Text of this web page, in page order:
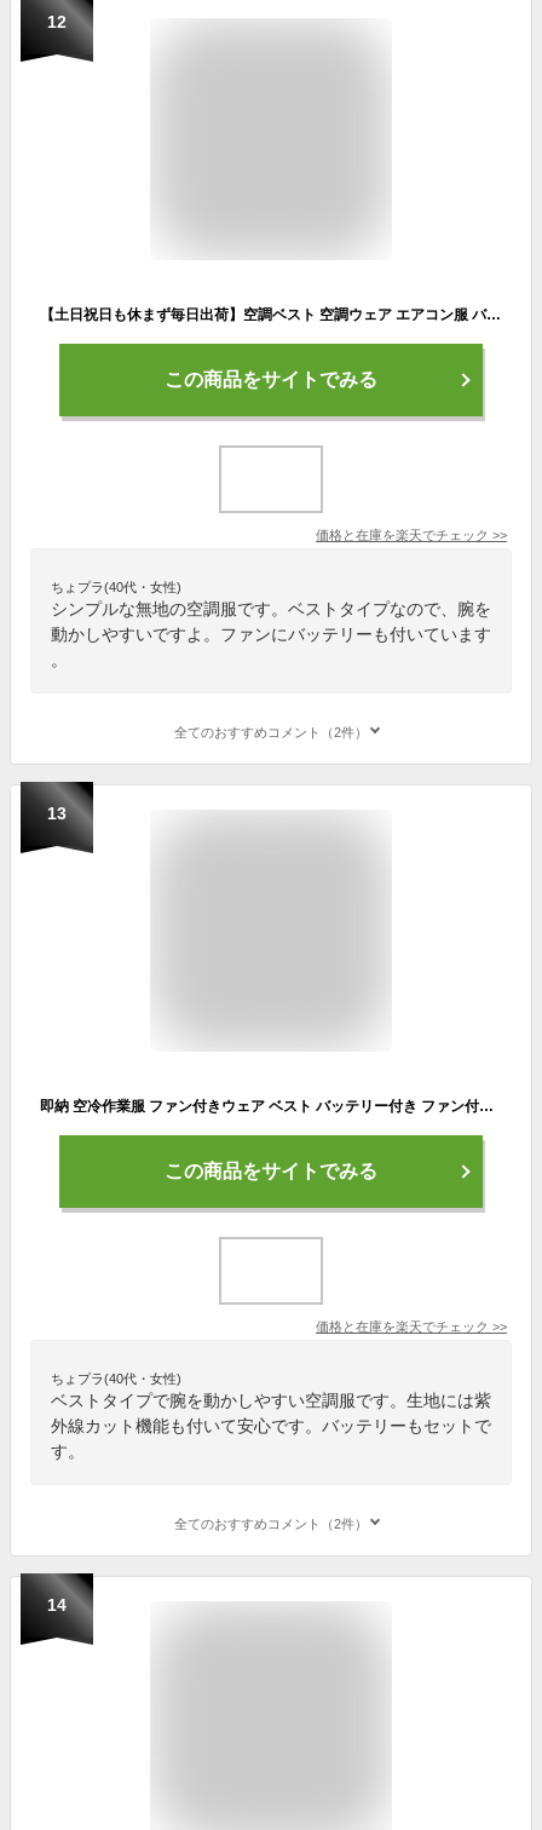
12
【土日祝日も休まず毎日出荷】空調ベスト 空調ウェア エアコン服 バッテリー付き ファン付き 春夏秋 ポリエステル 全3色 S-4XLサイズ 熱中症対策 スポーツ アウトドア 胸スイッチ式 冷却服 ゴルフ 釣り 空調ウエア 大風量 薄型 夏 UVカット 冷却ベストPSE認証
この商品をサイトでみる
価格と在庫を楽天でチェック >>
ちょプラ(40代・女性)
シンプルな無地の空調服です。ベストタイプなので、腕を
動かしやすいですよ。ファンにバッテリーも付いています
。
全てのおすすめコメント（2件）
13
即納 空冷作業服 ファン付きウェア ベスト バッテリー付き ファン付き作業服 電動 ファン付き 冷却ベスト UVカット UPF50+ ファンベスト セット エアコン服 5L 作業着 父の日 熱中症対策 夏 男女兼用 メンズ レディース 扇風機 軽量 クールウェア ファン付きウェア EFウェア
この商品をサイトでみる
価格と在庫を楽天でチェック >>
ちょプラ(40代・女性)
ベストタイプで腕を動かしやすい空調服です。生地には紫
外線カット機能も付いて安心です。バッテリーもセットで
す。
全てのおすすめコメント（2件）
14